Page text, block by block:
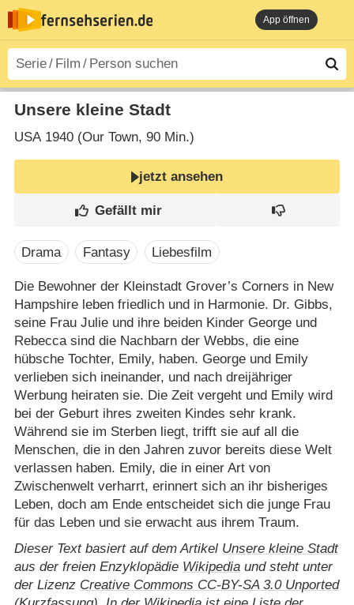
App öffnen
Unsere kleine Stadt
USA1940 (Our Town‎, 90 Min.)
jetzt ansehen
Drama Fantasy Liebesfilm
Die Bewohner der Kleinstadt Grover’s Corners in New
Hampshire leben friedlich und in Harmonie. Dr. Gibbs,
seine Frau Julie und ihre beiden Kinder George und
Rebecca sind die Nachbarn der Webbs, die eine
hübsche Tochter, Emily, haben. George und Emily
verlieben sich ineinander, und nach dreijähriger
Werbung heiraten sie. Die Zeit vergeht und Emily wird
bei der Geburt ihres zweiten Kindes sehr krank.
Während sie im Sterben liegt, trifft sie auf all die
Menschen, die in den Jahren zuvor bereits diese Welt
verlassen haben. Emily, die in einer Art von
Zwischenwelt verharrt, erinnert sich an ihr bisheriges
Leben, doch am Ende entscheidet sich die junge Frau
für das Leben und sie erwacht aus ihrem Traum.
Dieser Text basiert auf dem Artikel Unsere kleine Stadt
aus der freien Enzyklopädie Wikipediaund steht unter
der Lizenz Creative Commons CC-BY-SA 3.0 Unported